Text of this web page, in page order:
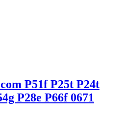
P51f P25t P24t
P28e P66f 0671